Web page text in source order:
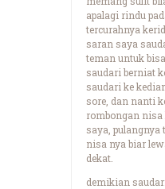
apalagi rindu
tercurahnya
saran saya
teman untuk
saudari berniat
saudari ke
sore, dan nanti
rombongan
saya, pulangnya
nisa nya biar
dekat.
demikian